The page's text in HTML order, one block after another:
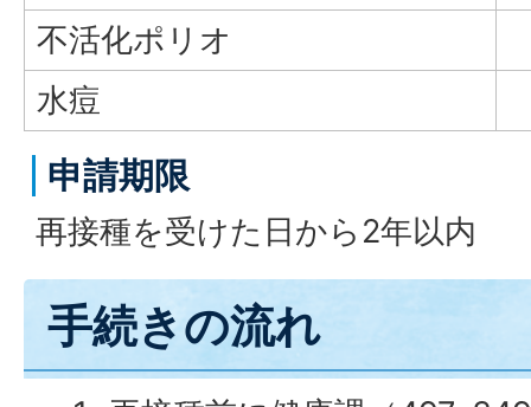
不活化ポリオ
水痘
申請期限
再接種を受けた日から2年以内
手続きの流れ